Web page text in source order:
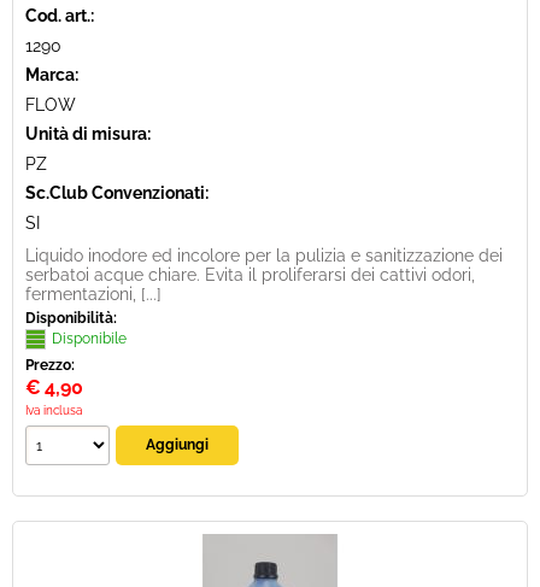
Cod. art.:
1290
Marca:
FLOW
Unità di misura:
PZ
Sc.Club Convenzionati:
SI
Liquido inodore ed incolore per la pulizia e sanitizzazione dei
serbatoi acque chiare. Evita il proliferarsi dei cattivi odori,
fermentazioni, [...]
Disponibilità:
Disponibile
Prezzo:
€ 4,90
Iva inclusa